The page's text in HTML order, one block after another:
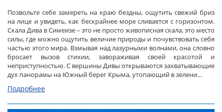
Позвольте себе замереть на краю бездны, ощутить свежий бриз
на лице и увидеть, как бескрайнее море сливается с горизонтом.
Скала Дива в Симеизе – это не просто живописная скала, это место
силы, где можно ощутить величие природы и почувствовать себя
частью этого мира. Взмывая над лазурными волнами, она словно
бросает вызов стихии, завораживая своей красотой и
неприступностью. С вершины Дивы открываются захватывающие
дух панорамы на Южный берег Крыма, утопающий в зелени...
Подробнее